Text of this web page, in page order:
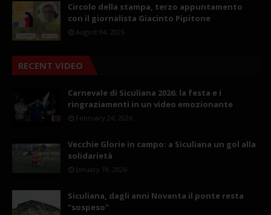
Circolo della stampa, terzo appuntamento
con il giornalista Giacinto Pipitone
August 04, 2026
RECENT VIDEO
Carnevale di Siculiana 2026: la festa e i
ringraziamenti in un video emozionante
February 24, 2026
Vecchie Glorie in campo: a Siculiana un gol alla
solidarietà
January 19, 2026
Siculiana, dagli anni Novanta il ponte resta
"sospeso"